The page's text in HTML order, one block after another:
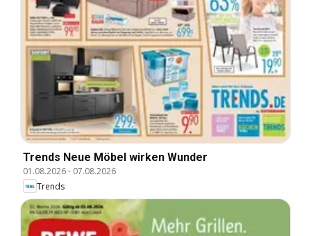
Trends Neue Möbel wirken Wunder
01.08.2026- 07.08.2026
Trends